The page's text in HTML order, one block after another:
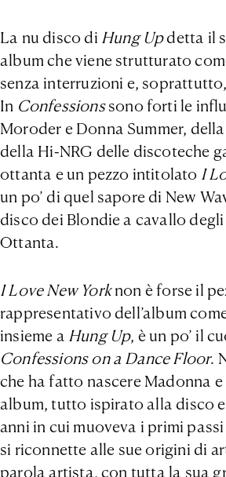
La nu disco di Hung Updetta il
album che viene strutturato
senza interruzioni e,
In Confessionssono forti le
Moroder e Donna Summer,
della Hi-NRG delle discoteche
ottanta e un pezzo intitolato I
un po’ di quel sapore di New
disco dei Blondie a cavallo
Ottanta.
I Love New Yorknon è forse il
rappresentativo dell’album
insieme a Hung Up, è un po’ il
Confessions on a Dance Floor.
che ha fatto nascere Madonna
album, tutto ispirato alla disco
anni in cui muoveva i primi
si riconnette alle sue origini di
parola artista, con tutta la sua